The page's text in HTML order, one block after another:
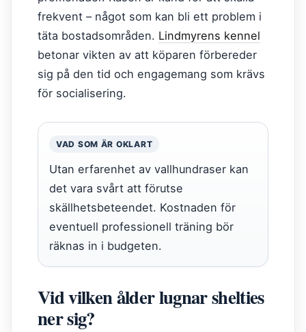
frekvent – något som kan bli ett problem i
täta bostadsområden. Lindmyrens kennel
betonar vikten av att köparen förbereder
sig på den tid och engagemang som krävs
för socialisering.
VAD SOM ÄR OKLART
Utan erfarenhet av vallhundraser kan
det vara svårt att förutse
skällhetsbeteendet. Kostnaden för
eventuell professionell träning bör
räknas in i budgeten.
Vid vilken ålder lugnar shelties
ner sig?